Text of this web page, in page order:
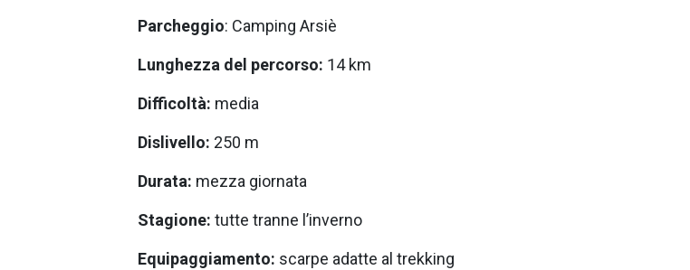
Parcheggio: Camping Arsiè
Lunghezza del percorso: 14 km
Difficoltà: media
Dislivello: 250 m
Durata: mezza giornata
Stagione: tutte tranne l’inverno
Equipaggiamento: scarpe adatte al trekking